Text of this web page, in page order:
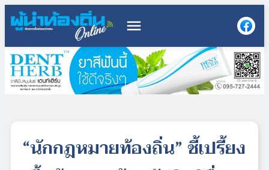
menu
“นักกฎหมายท้องถิ่น” ชี้เปรี้ยง